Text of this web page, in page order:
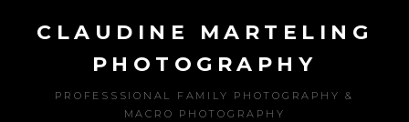
CLAUDINE MARTELING
PHOTOGRAPHY
PROFESSSIONAL FAMILY PHOTOGRAPHY &
MACRO PHOTOGRAPHY